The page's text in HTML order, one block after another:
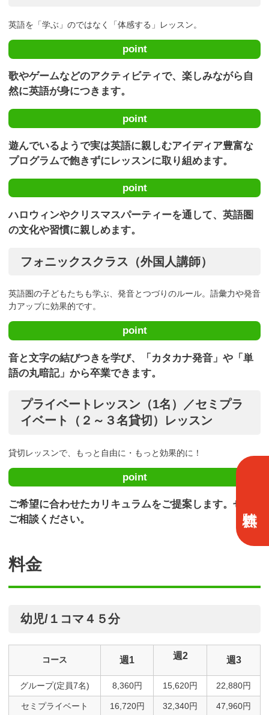
英語を「学ぶ」のではなく「体感する」レッスン。
point
歌やゲームなどのアクティビティで、楽しみながら自
然に英語が身につきます。
point
遊んでいるようで実は英語に親しむアイディア豊富な
プログラムで飽きずにレッスンに取り組めます。
point
ハロウィンやクリスマスパーティーを通して、英語圏
の文化や習慣に親しめます。
フォニックスクラス（外国人講師）
英語圏の子どもたちも学ぶ、発音とつづりのルール。語彙力や発音
力アップに効果的です。
point
音と文字の結びつきを学び、「カタカナ発音」や「単
語の丸暗記」から卒業できます。
プライベートレッスン（1名）／セミプラ
イベート（２～３名貸切）レッスン
貸切レッスンで、もっと自由に・もっと効果的に！
point
ご希望に合わせたカリキュラムをご提案します。ぜひ
ご相談ください。
料金
幼児/１コマ４５分
コース 週1 週2 週3
グループ(定員7名) 8,360円 15,620円 22,880円
セミプライベート 16,720円 32,340円 47,960円